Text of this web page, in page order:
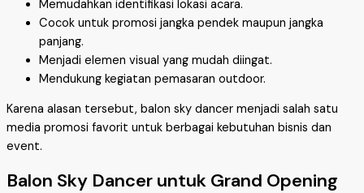
Memudahkan identifikasi lokasi acara.
Cocok untuk promosi jangka pendek maupun jangka
panjang.
Menjadi elemen visual yang mudah diingat.
Mendukung kegiatan pemasaran outdoor.
Karena alasan tersebut, balon sky dancer menjadi salah satu
media promosi favorit untuk berbagai kebutuhan bisnis dan
event.
Balon Sky Dancer untuk Grand Opening